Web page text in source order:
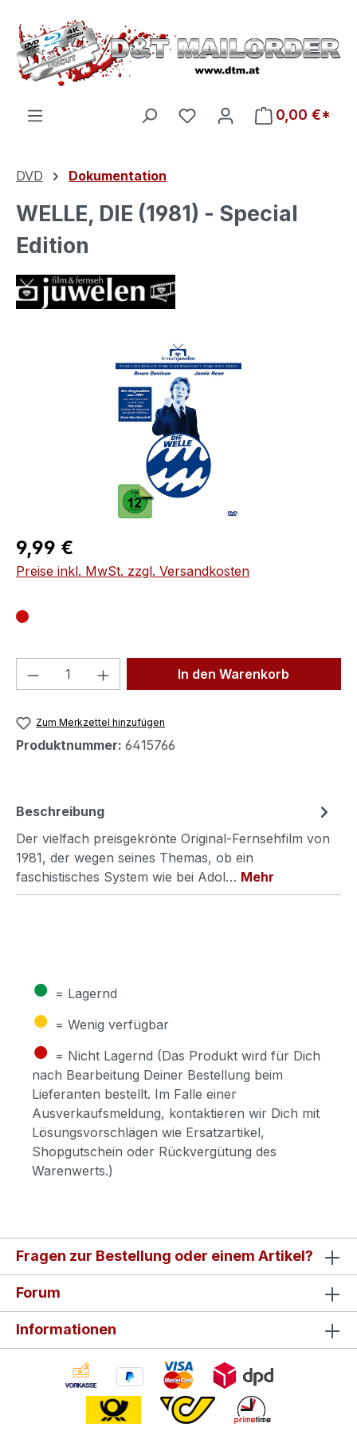
Zum Hauptinhalt springen
Du hast 0 Produkte auf
0,00 €*
DVD Dokumentation
WELLE, DIE (1981) - Special
Edition
Bildergalerie überspringen
Regulärer Preis:
9,99 €
Preise inkl. MwSt. zzgl. Versandkosten
Produkt Anzahl: Gib denIn den Warenkorb
Zum Merkzettel hinzufügen
Produktnummer: 6415766
Beschreibung
Der vielfach preisgekrönte Original-Fernsehfilm von
1981, der wegen seines Themas, ob ein
faschistisches System wie bei Adol… Mehr
● = Lagernd
● = Wenig verfügbar
● = Nicht Lagernd (Das Produkt wird für Dich
nach Bearbeitung Deiner Bestellung beim
Lieferanten bestellt. Im Falle einer
Ausverkaufsmeldung, kontaktieren wir Dich mit
Lösungsvorschlägen wie Ersatzartikel,
Shopgutschein oder Rückvergütung des
Warenwerts.)
Fragen zur Bestellung oder einem Artikel?
Forum
Informationen